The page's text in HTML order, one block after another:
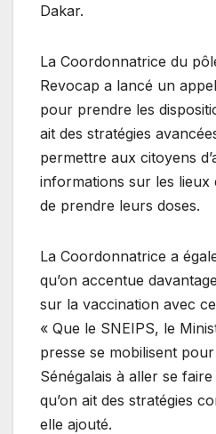
Dakar.
La Coordonnatrice du
Revocap a lancé un
pour prendre les
ait des stratégies
permettre aux citoyens
informations sur les lieux
de prendre leurs doses.
La Coordonnatrice a
qu’on accentue
sur la vaccination avec
« Que le SNEIPS, le
presse se mobilisent
Sénégalais à aller se
qu’on ait des stratégies
elle ajouté.